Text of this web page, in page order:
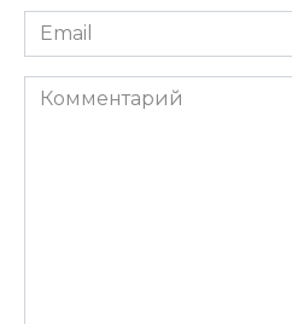
Email
Комментарий